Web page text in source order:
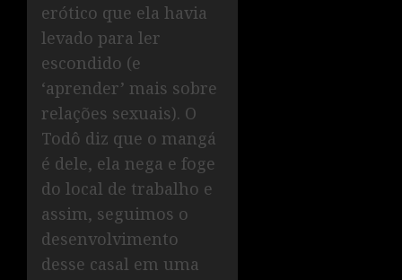
erótico que ela havia
levado para ler
escondido (e
‘aprender’ mais sobre
relações sexuais). O
Todô diz que o mangá
é dele, ela nega e foge
do local de trabalho e
assim, seguimos o
desenvolvimento
desse casal em uma